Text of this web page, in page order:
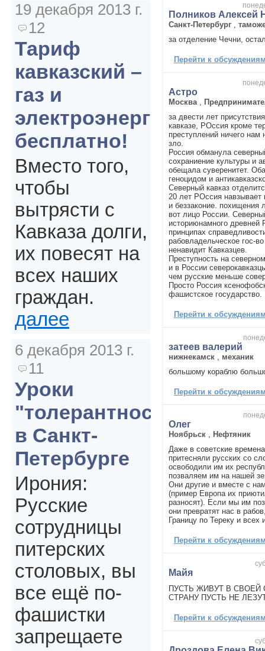
Полников Алексей
Санкт-Петербург
за отделение Чечни,
Перейти к
Астро
Москва
за двести лет
кавказе, РОссия кроме
преступлений ничего
зло.
Россия обманула
сохраниение культуры и
обещала суверенитет.
геноцидом и
Северный кавказ
20 лет РОссия навзывает
и беззаконие. похищения
вот лицо России.
историюнамного древней
принципах
рабовладельческое гос-
ненавидит Кавказцев.
Преступность на
и в России
чем русские меньше
Просто Россия
фашистское государство.
Перейти к
затеев валерий
нижнекамск
механик
большому кораблю
Перейти к
Олег
Ноябрьск
Нефтяник
Даже в советские
притесняли русских со
освободили им их
позваляем им на нашей
Они другие и вместе с
(пример Европа их
разносят). Если мы им
они превратят нас в
Границу по Тереку и всех
Перейти к
Майя
ПУСТЬ ЖИВУТ В СВОЕЙ
СТРАНУ ПУСТЬ НЕ
Перейти к
19 декабря 2013 г.
12
Тариф
кавказский –
газ и
электроэнергия
бесплатно!
Вместо того,
чтобы
вытрясти с
Кавказа долги,
их повесят на
всех наших
граждан.
далее
6 декабря 2013 г.
11
Уроки
"толерантности"
в Санкт-
Петербурге
Ирония:
Русские
сотрудницы
питерских
столовых, вы
все ещё по-
фашистки
запрещаете